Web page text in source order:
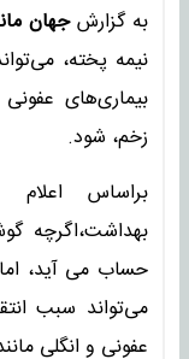
به گزارشجهان
نیمه پخته،
بیماری‌های
زخم، شود.
براساس اعلام
بهداشت،اگرچه
حساب می آید،
می‌تواند سبب
عفونی و انگلی